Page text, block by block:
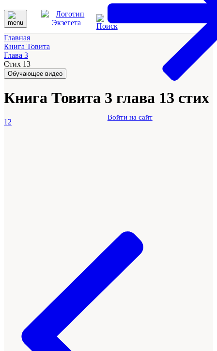
Войти на сайт
Главная
Книга Товита
Глава 3
Стих 13
Обучающее видео
Книга Товита 3 глава 13 стих
12